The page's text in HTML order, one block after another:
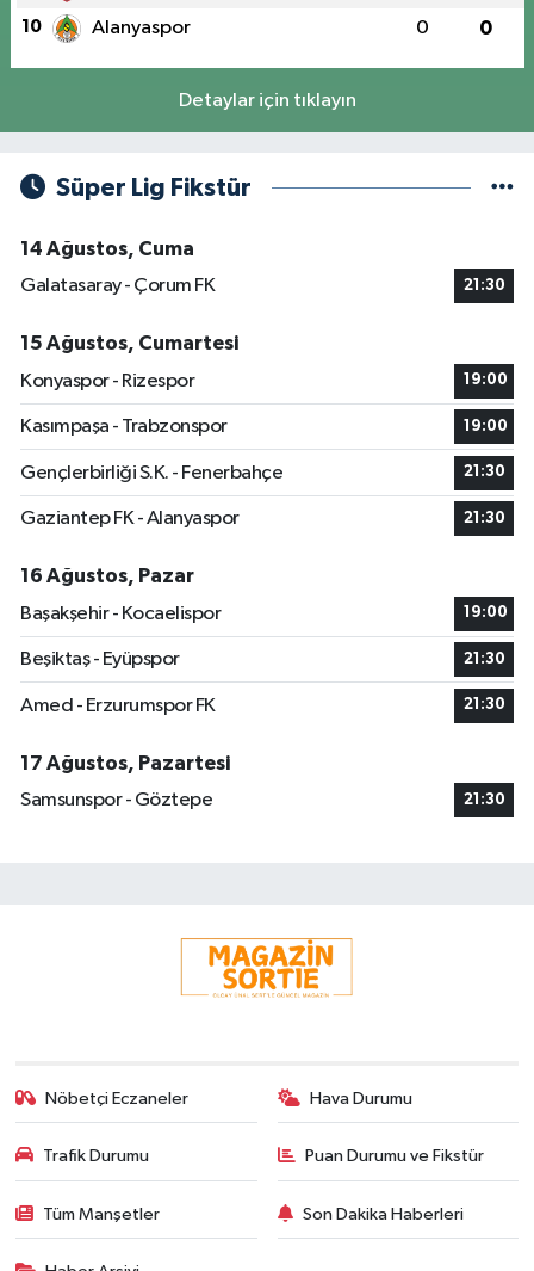
10 Alanyaspor 0 0
Detaylar için tıklayın
Süper Lig Fikstür
14 Ağustos, Cuma
Galatasaray - Çorum FK
21:30
15 Ağustos, Cumartesi
Konyaspor - Rizespor
19:00
Kasımpaşa - Trabzonspor 19:00
Gençlerbirliği S.K. - Fenerbahçe 21:30
Gaziantep FK - Alanyaspor 21:30
16 Ağustos, Pazar
Başakşehir - Kocaelispor
19:00
Beşiktaş - Eyüpspor 21:30
Amed - Erzurumspor FK 21:30
17 Ağustos, Pazartesi
Samsunspor - Göztepe
21:30
Nöbetçi Eczaneler Hava Durumu
Trafik Durumu Puan Durumu ve Fikstür
Tüm Manşetler Son Dakika Haberleri